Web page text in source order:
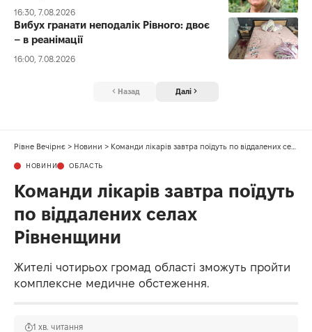
16:30, 7.08.2026
Вибух гранати неподалік Рівного: двоє
– в реанімації
16:00, 7.08.2026
Назад Далі
Рівне Вечірнє > Новини > Команди лікарів завтра поїдуть по віддалених селах Рівненщини
НОВИНИ ОБЛАСТЬ
Команди лікарів завтра поїдуть
по віддалених селах
Рівненщини
Жителі чотирьох громад області зможуть пройти
комплексне медичне обстеження.
1 хв. читання